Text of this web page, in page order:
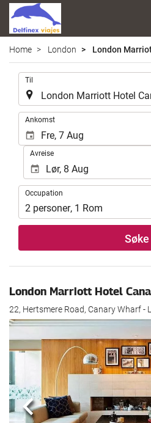
Home London London
Til
Ankomst
Avreise
Occupation
Occupation
2 personer, 1 Rom
Søke
London Marriott Hotel
22, Hertsmere Road, Canary Wharf -
Forrige